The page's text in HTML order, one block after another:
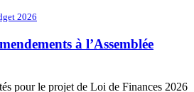
2026
à l’Assemblée
pour le projet de Loi de Finances 2026